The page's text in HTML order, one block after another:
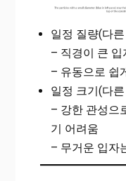
일정 질량(다
– 직경이 큰
– 유동으로 쉽
일정 크기(다
– 강한 관성으
기 어려움
– 무거운 입자